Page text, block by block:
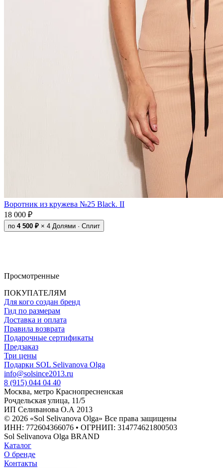
Воротник из кружева №25 Black. II
18 000 ₽
по 4 500 ₽ × 4 Долями · Сплит
Просмотренные
ПОКУПАТЕЛЯМ
Для кого создан бренд
Гид по размерам
Доставка и оплата
Правила возврата
Подарочные сертификаты
Предзаказ
Три цены
Подарки SOL Selivanova Olga
info@solsince2013.ru
8 (915) 044 04 40
Москва, метро Краснопресненская
Рочдельская улица, 11/5
ИП Селиванова О.А 2013
© 2026 «Sol Selivanova Olga» Все права защищены
ИНН: 772604366076 • ОГРНИП: 314774621800503
Sol Selivanova Olga BRAND
Каталог
О бренде
Контакты